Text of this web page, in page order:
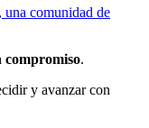
una comunidad de
compromiso.
y avanzar con